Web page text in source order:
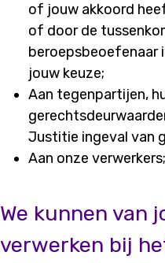
of jouw akkoord
of door de
beroepsbeoefenaar
jouw keuze;
Aan tegenpartijen,
Justitie ingeval van
Aan onze verwerkers;
We kunnen van
verwerken bij